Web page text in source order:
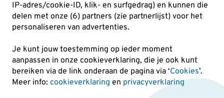
IP-adres/cookie-ID, klik- en surfgedrag) en kunnen die
delen met onze (6) partners (zie partnerlijst) voor het
personaliseren van advertenties.
Je kunt jouw toestemming op ieder moment
aanpassen in onze cookieverklaring, die je ook kunt
bereiken via de link onderaan de pagina via ‘Cookies’.
Meer info: cookieverklaring en privacyverklaring